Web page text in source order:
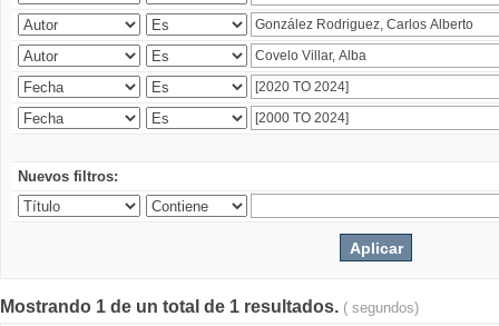
Nuevos filtros:
Mostrando 1 de un total de 1 resultados. ( segundos)